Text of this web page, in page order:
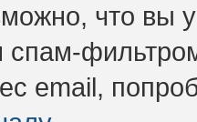
что вы
спам-
email,